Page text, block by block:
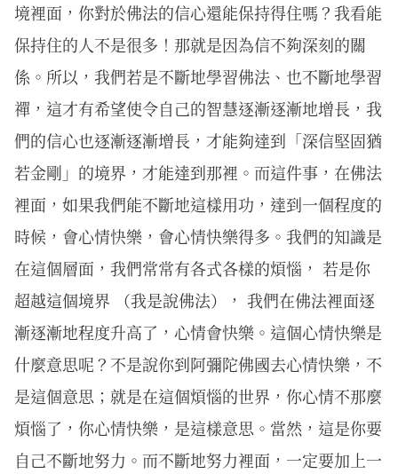
境裡面，你對於佛法的信心還能保持得住嗎？我看能
保持住的人不是很多！那就是因為信不夠深刻的關
係。所以，我們若是不斷地學習佛法、也不斷地學習
禪，這才有希望使令自己的智慧逐漸逐漸地增長，我
們的信心也逐漸逐漸增長，才能夠達到「深信堅固猶
若金剛」的境界，才能達到那裡。而這件事，在佛法
裡面，如果我們能不斷地這樣用功，達到一個程度的
時候，會心情快樂，會心情快樂得多。我們的知識是
在這個層面，我們常常有各式各樣的煩惱， 若是你
超越這個境界 （我是說佛法）， 我們在佛法裡面逐
漸逐漸地程度升高了，心情會快樂。這個心情快樂是
什麼意思呢？不是說你到阿彌陀佛國去心情快樂，不
是這個意思；就是在這個煩惱的世界，你心情不那麼
煩惱了，你心情快樂，是這樣意思。當然，這是你要
自己不斷地努力。而不斷地努力裡面，一定要加上一